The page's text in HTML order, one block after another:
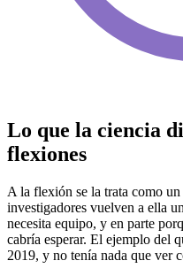
Lo que la ciencia
flexiones
A la flexión se la trata como
investigadores vuelven a ella
necesita equipo, y en parte
cabría esperar. El ejemplo del
2019, y no tenía nada que ver